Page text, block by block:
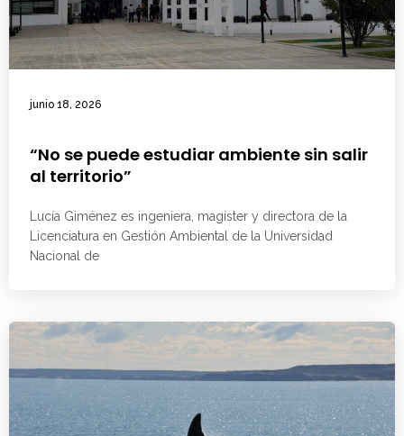
junio 18, 2026
“No se puede estudiar ambiente sin salir
al territorio”
Lucía Giménez es ingeniera, magíster y directora de la
Licenciatura en Gestión Ambiental de la Universidad
Nacional de